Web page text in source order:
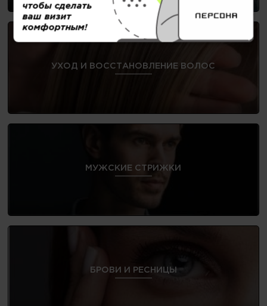
УХОД И ВОССТАНОВЛЕНИЕ ВОЛОС
МУЖСКИЕ СТРИЖКИ
БРОВИ И РЕСНИЦЫ
чтобы сделать
ваш визит
комфортным!